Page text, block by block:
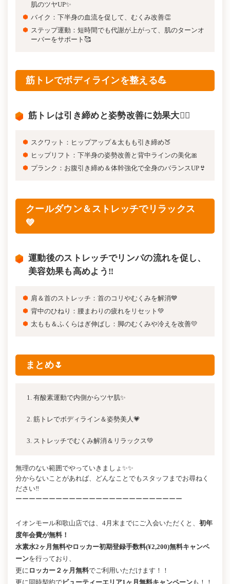
肌のツヤUP✨
バイク：下半身の血流を促して、むくみ改善👏
ステップ運動：短時間でも代謝が上がって、肌のターンオ
ーバーをサポート🥰
筋トレでボディラインを整える💪
筋トレは引き締めと姿勢改善に効果大🙆‍♀️
スクワット：ヒップアップ＆太もも引き締め🍑
ヒップリフト：下半身の姿勢改善と背中ラインの美化🎀
プランク：お腹引き締め＆体幹強化で全身のバランスUP👙
クールダウン＆ストレッチでリラックス
💚
運動後のストレッチでリンパの流れを促し、
美容効果も高めよう‼️
肩＆首のストレッチ：首のコリやむくみを解消💙
背中のひねり：腰まわりの疲れをリセット💚
太もも＆ふくらはぎ伸ばし：脚のむくみや冷えを改善💛
まとめ🌷
有酸素運動で内側からツヤ肌✨
筋トレでボディライン＆姿勢美人💗
ストレッチでむくみ解消＆リラックス💚
無理のない範囲でやっていきましょ✨✨
分からないことがあれば、どんなことでもスタッフまでお尋ねく
ださい‼️
ーーーーーーーーーーーーーーーーーーーーーーーーー
イオンモール和歌山店では、4月末までにご入会いただくと、 初年
度年会費が無料！
水素水2ヶ月無料やロッカー初期登録手数料(¥2,200)無料キャンペ
ーンを行っており、
更に ロッカー２ヶ月無料でご利用いただけます！！
更に同時契約でビューティーエリア1ヶ月無料キャンペーンも！！